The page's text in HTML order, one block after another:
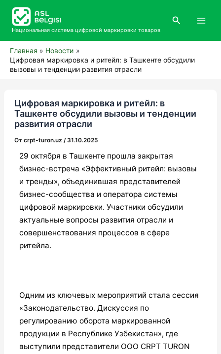
Перейти
содержимому
Национальная система цифровой маркировки товаров
Поиск
Главная
Новости
Цифровая маркировка и ритейл: в Ташкенте обсудили
вызовы и тенденции развития отрасли
Цифровая маркировка и ритейл: в
Ташкенте обсудили вызовы и тенденции
развития отрасли
От crpt-turon.uz / 31.10.2025
29 октября в Ташкенте прошла закрытая
бизнес-встреча «Эффективный ритейл: вызовы
и тренды», объединившая представителей
бизнес-сообщества и оператора системы
цифровой маркировки. Участники обсудили
актуальные вопросы развития отрасли и
совершенствования процессов в сфере
ритейла.
Одним из ключевых мероприятий стала сессия
«Законодательство. Дискуссия по
регулированию оборота маркированной
продукции в Республике Узбекистан», где
выступили представители ООО CRPT TURON